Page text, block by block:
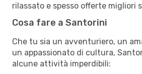
rilassato e spesso offerte migliori
Cosa fare a Santorini
Che tu sia un avventuriero, un
un appassionato di cultura,
alcune attività imperdibili: